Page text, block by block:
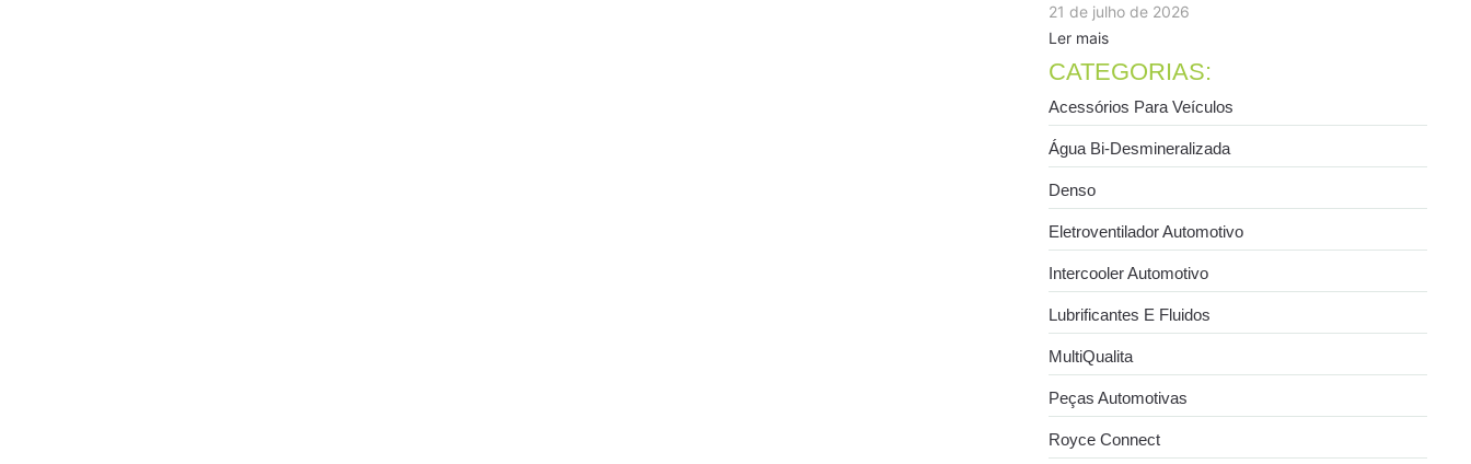
21 de julho de 2026
Ler mais
CATEGORIAS:
Acessórios Para Veículos
Água Bi-Desmineralizada
Denso
Eletroventilador Automotivo
Intercooler Automotivo
Lubrificantes E Fluidos
MultiQualita
Peças Automotivas
Royce Connect